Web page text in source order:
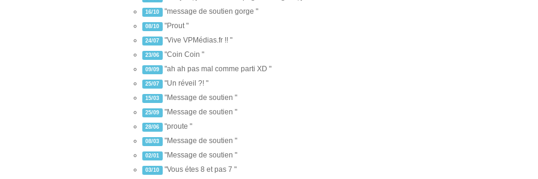
16/10 "message de soutien gorge "
08/10 "Prout "
24/07 "Vive VPMédias.fr !! "
23/06 "Coin Coin "
09/09 "ah ah pas mal comme parti XD "
25/07 "Un réveil ?! "
15/03 "Message de soutien "
25/09 "Message de soutien "
28/06 "proute "
08/03 "Message de soutien "
02/01 "Message de soutien "
03/10 "Vous étes 8 et pas 7 "